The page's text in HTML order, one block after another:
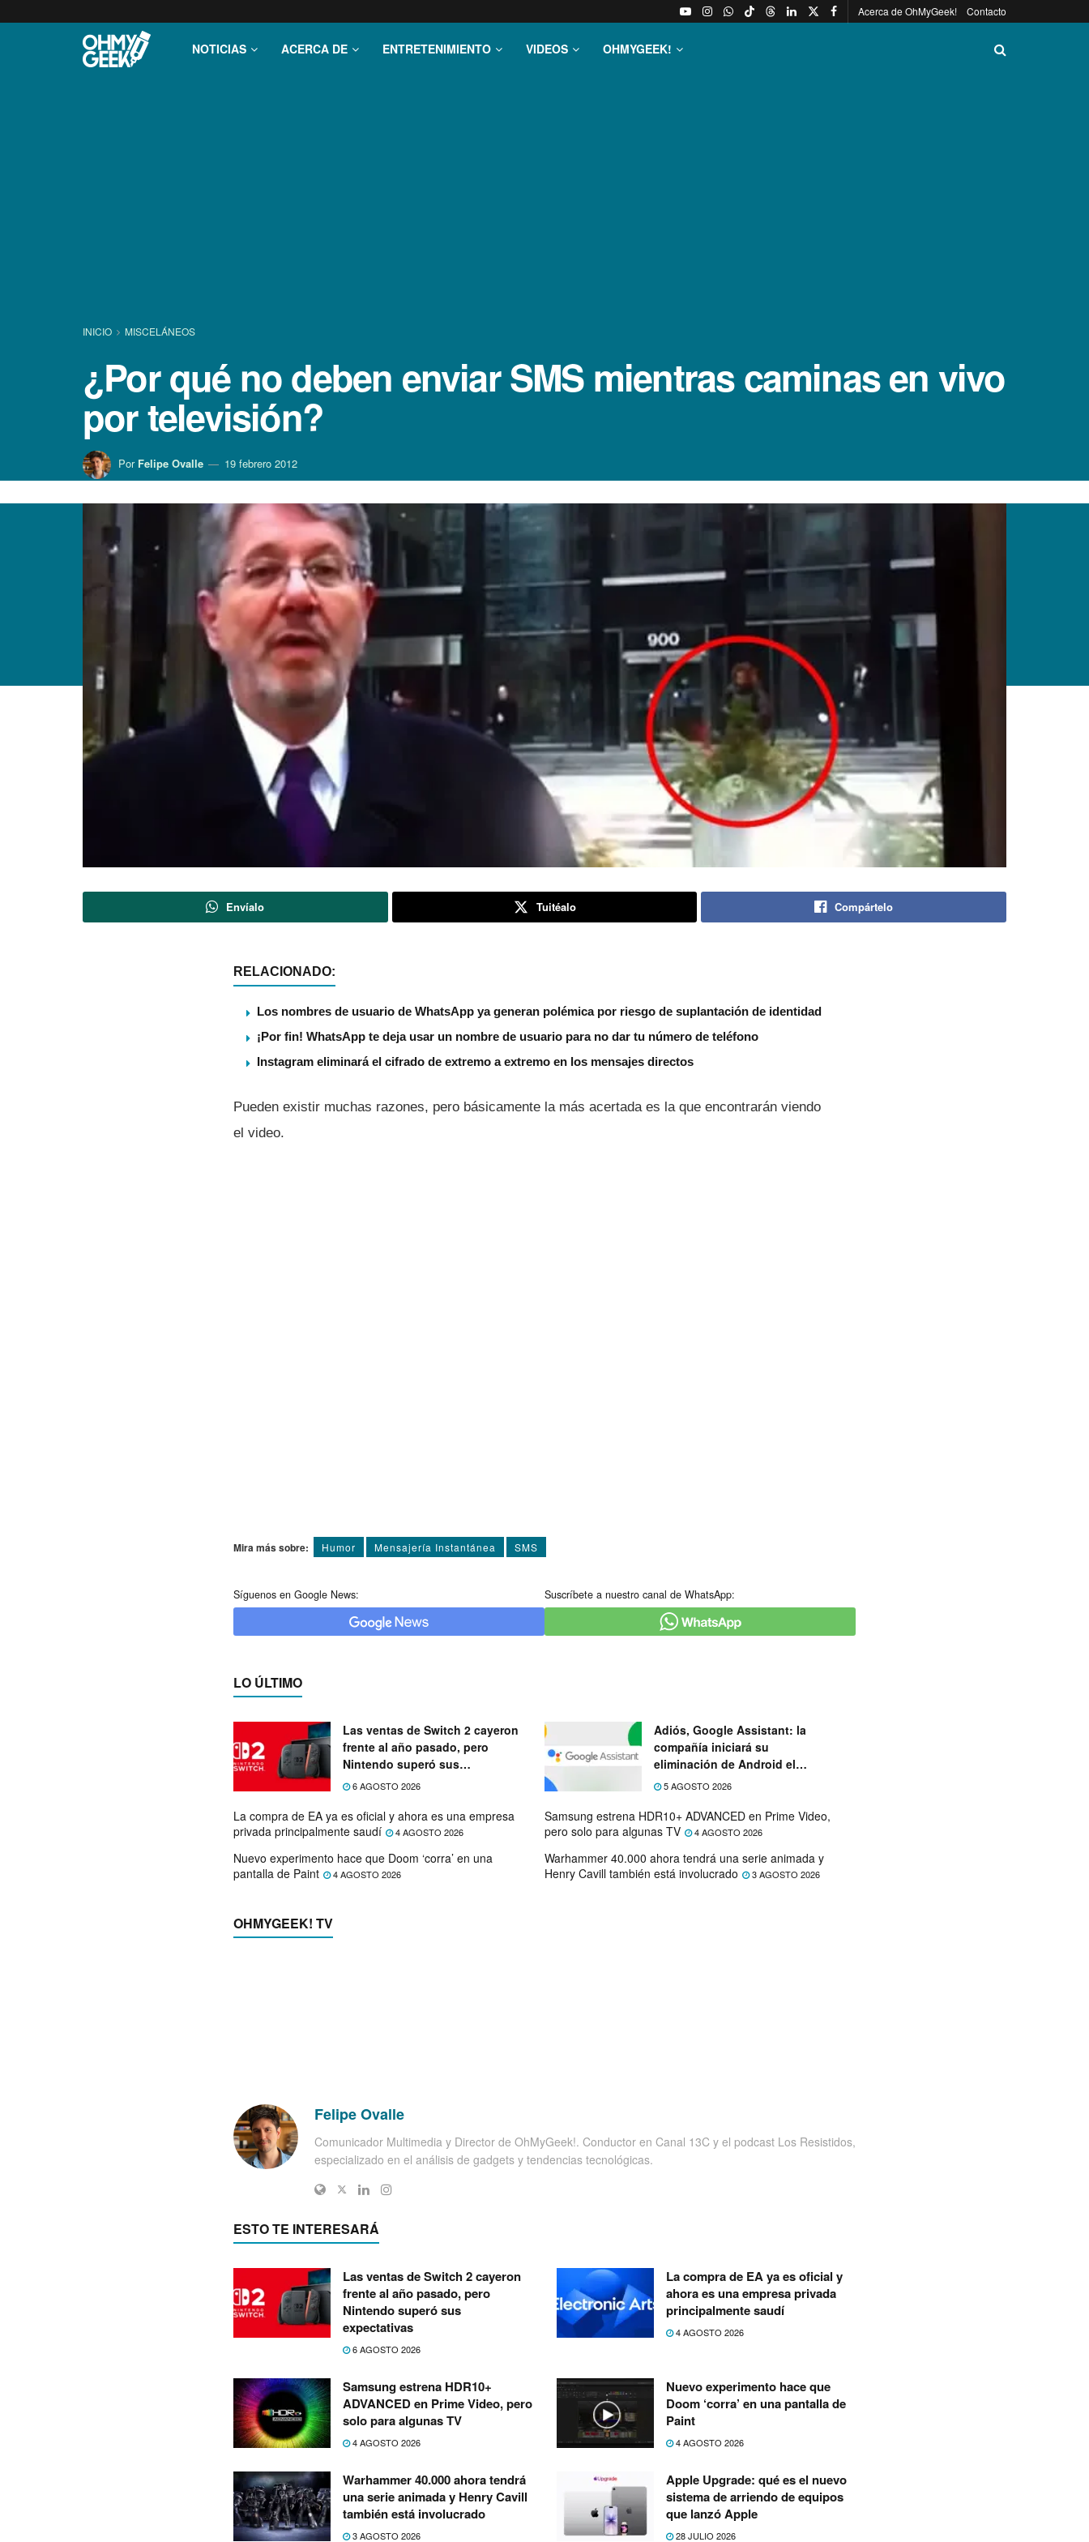
Acerca de OhMyGeek! Contacto
NOTICIAS ACERCA DE ENTRETENIMIENTO VIDEOS OHMYGEEK!
INICIO MISCELÁNEOS
¿Por qué no deben enviar SMS mientras caminas en vivo
por televisión?
Por Felipe Ovalle 19 febrero 2012
Envíalo Tuitéalo Compártelo
RELACIONADO:
Los nombres de usuario de WhatsApp ya generan polémica por riesgo de suplantación de identidad
¡Por fin! WhatsApp te deja usar un nombre de usuario para no dar tu número de teléfono
Instagram eliminará el cifrado de extremo a extremo en los mensajes directos
Pueden existir muchas razones, pero básicamente la más acertada es la que encontrarán viendo
el video.
Mira más sobre: Humor Mensajería Instantánea SMS
Síguenos en Google News: Suscríbete a nuestro canal de WhatsApp:
LO ÚLTIMO
Las ventas de Switch 2 cayeron
frente al año pasado, pero
Nintendo superó sus
expectativas
6 AGOSTO 2026
Adiós, Google Assistant: la
compañía iniciará su
eliminación de Android el
próximo mes
5 AGOSTO 2026
La compra de EA ya es oficial y ahora es una empresa
privada principalmente saudí
4 AGOSTO 2026
Samsung estrena HDR10+ ADVANCED en Prime Video,
pero solo para algunas TV
4 AGOSTO 2026
Nuevo experimento hace que Doom ‘corra’ en una
pantalla de Paint
4 AGOSTO 2026
Warhammer 40.000 ahora tendrá una serie animada y
Henry Cavill también está involucrado
3 AGOSTO 2026
OHMYGEEK! TV
Felipe Ovalle
Comunicador Multimedia y Director de OhMyGeek!. Conductor en Canal 13C y el podcast Los Resistidos,
especializado en el análisis de gadgets y tendencias tecnológicas.
ESTO TE INTERESARÁ
Las ventas de Switch 2 cayeron
frente al año pasado, pero
Nintendo superó sus
expectativas
6 AGOSTO 2026
La compra de EA ya es oficial y
ahora es una empresa privada
principalmente saudí
4 AGOSTO 2026
Samsung estrena HDR10+
ADVANCED en Prime Video, pero
solo para algunas TV
4 AGOSTO 2026
Nuevo experimento hace que
Doom ‘corra’ en una pantalla de
Paint
4 AGOSTO 2026
Warhammer 40.000 ahora tendrá
una serie animada y Henry Cavill
también está involucrado
3 AGOSTO 2026
Apple Upgrade: qué es el nuevo
sistema de arriendo de equipos
que lanzó Apple
28 JULIO 2026